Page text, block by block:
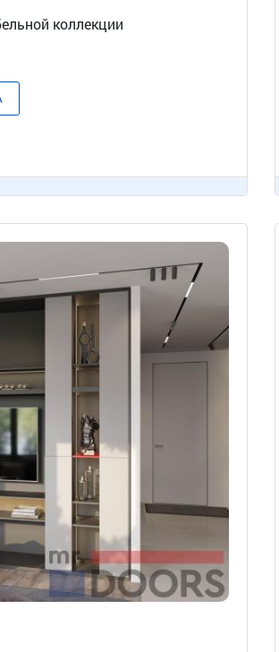
коллекции